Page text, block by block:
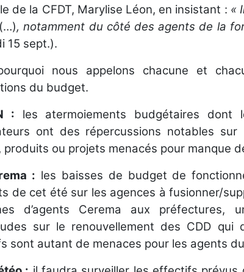
de la CFDT, Marylise Léon, en insistant : «
, notamment du côté des agents de la
15 sept.).
nous appelons chacune et
du budget.
: les atermoiements budgétaires dont
ont des répercussions notables
produits ou projets menacés pour manque
: les baisses de budget de
de cet été sur les agences à fusionner/
d’agents Cerema aux
sur le renouvellement des CDD qui
sont autant de menaces pour les agents